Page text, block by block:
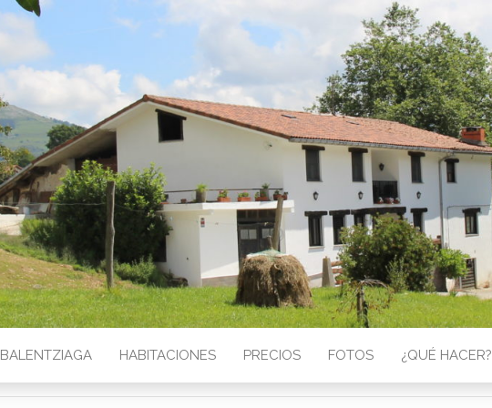
BALENTZIAGA HABITACIONES PRECIOS FOTOS ¿QUÉ HACER?